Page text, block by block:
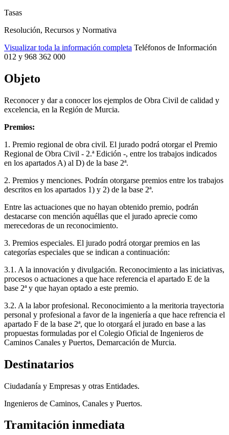
Tasas
Resolución, Recursos y Normativa
Visualizar toda la información completa Teléfonos de Información
012 y 968 362 000
Objeto
Reconocer y dar a conocer los ejemplos de Obra Civil de calidad y
excelencia, en la Región de Murcia.
Premios:
1. Premio regional de obra civil. El jurado podrá otorgar el Premio
Regional de Obra Civil - 2.ª Edición -, entre los trabajos indicados
en los apartados A) al D) de la base 2ª.
2. Premios y menciones. Podrán otorgarse premios entre los trabajos
descritos en los apartados 1) y 2) de la base 2ª.
Entre las actuaciones que no hayan obtenido premio, podrán
destacarse con mención aquéllas que el jurado aprecie como
merecedoras de un reconocimiento.
3. Premios especiales. El jurado podrá otorgar premios en las
categorías especiales que se indican a continuación:
3.1. A la innovación y divulgación. Reconocimiento a las iniciativas,
procesos o actuaciones a que hace referencia el apartado E de la
base 2ª y que hayan optado a este premio.
3.2. A la labor profesional. Reconocimiento a la meritoria trayectoria
personal y profesional a favor de la ingeniería a que hace refrencia el
apartado F de la base 2ª, que lo otorgará el jurado en base a las
propuestas formuladas por el Colegio Oficial de Ingenieros de
Caminos Canales y Puertos, Demarcación de Murcia.
Destinatarios
Ciudadanía y Empresas y otras Entidades.
Ingenieros de Caminos, Canales y Puertos.
Tramitación inmediata